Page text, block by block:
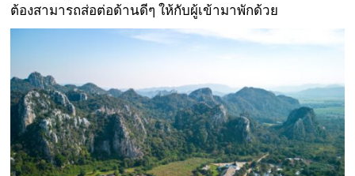
ต้องสามารถส่อต่อด้านดีๆ ให้กับผู้เข้ามาพักด้วย